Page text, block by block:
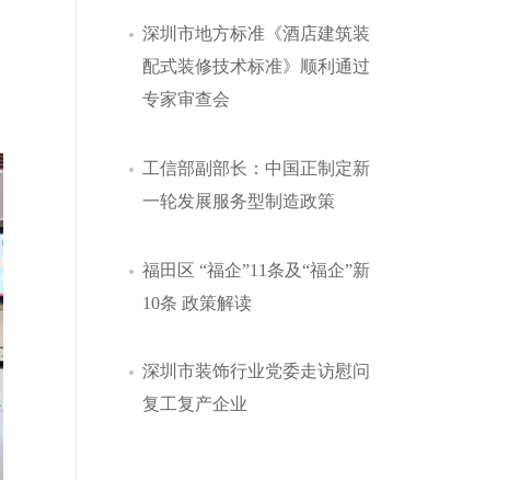
深圳市地方标准《酒店建筑装
配式装修技术标准》顺利通过
专家审查会
工信部副部长：中国正制定新
一轮发展服务型制造政策
福田区 “福企”11条及“福企”新
10条 政策解读
深圳市装饰行业党委走访慰问
复工复产企业